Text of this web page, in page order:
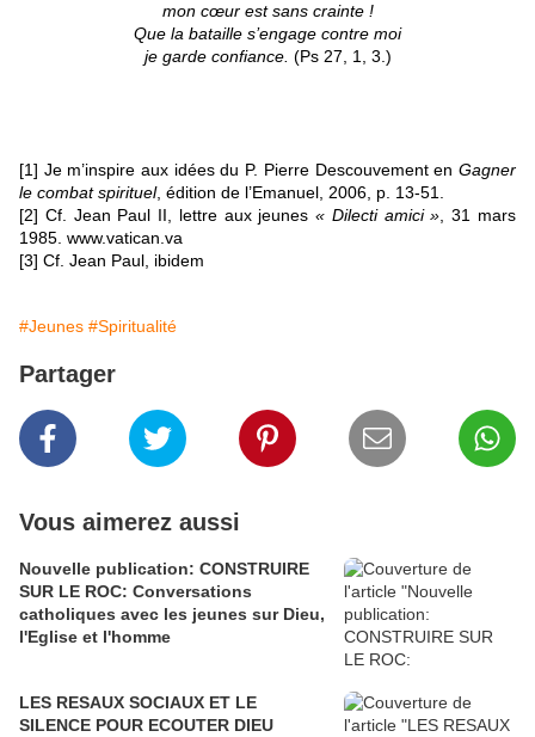
mon cœur est sans crainte !
Que la bataille s’engage contre moi
je garde confiance. (Ps 27, 1, 3.)
[1] Je m’inspire aux idées du P. Pierre Descouvement en Gagner
le combat spirituel, édition de l’Emanuel, 2006, p. 13-51.
[2] Cf. Jean Paul II, lettre aux jeunes« Dilecti amici », 31 mars
1985. www.vatican.va
[3] Cf. Jean Paul, ibidem
#Jeunes #Spiritualité
Partager
Vous aimerez aussi
Nouvelle publication: CONSTRUIRE
SUR LE ROC: Conversations
catholiques avec les jeunes sur Dieu,
l'Eglise et l'homme
LES RESAUX SOCIAUX ET LE
SILENCE POUR ECOUTER DIEU